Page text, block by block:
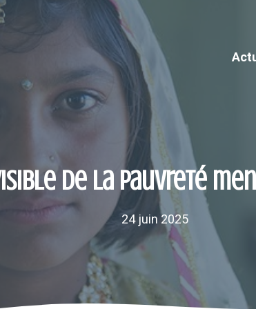
de la pauvreté
24 juin 2025